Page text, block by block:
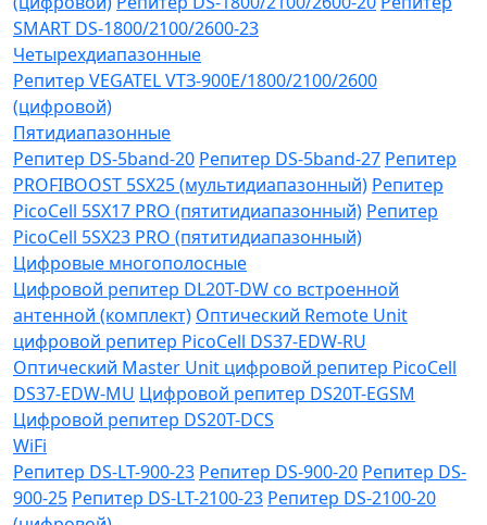
SMART DS-1800/2100/2600-23
Четырехдиапазонные
Репитер VЕGATEL VТЗ-900Е/1800/2100/2600
(цифровой)
Пятидиапазонные
Репитер DS-5band-20 Репитер DS-5band-27 Репитер
PROFIBOOST 5SX25 (мультидиапазонный) Репитер
PicoCell 5SX17 PRO (пятитидиапазонный) Репитер
PicoCell 5SX23 PRO (пятитидиапазонный)
Цифровые многополосные
Цифровой репитер DL20T-DW со встроенной
антенной (комплект) Оптический Remote Unit
цифровой репитер PicoCell DS37-EDW-RU
Оптический Master Unit цифровой репитер PicoCell
DS37-EDW-MU Цифровой репитер DS20T-EGSM
Цифровой репитер DS20T-DCS
WiFi
Репитер DS-LT-900-23 Репитер DS-900-20 Репитер DS-
900-25 Репитер DS-LT-2100-23 Репитер DS-2100-20